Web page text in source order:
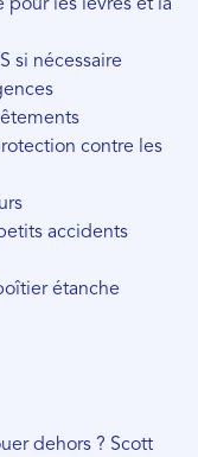
pour les lèvres et la
si nécessaire
contre les
accidents
étanche
dehors ? Scott